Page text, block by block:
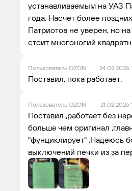
устанавливаемым на УАЗ
года. Насчет более
Патриотов не уверен, но
стоит многоногий
Пользователь OZON 24.02.2026
Поставил, пока работает.
Пользователь OZON 21.02.2026
Поставил ,работает без
больше чем оригинал
"фунциклирует" .Надеюсь
выключений печки из за